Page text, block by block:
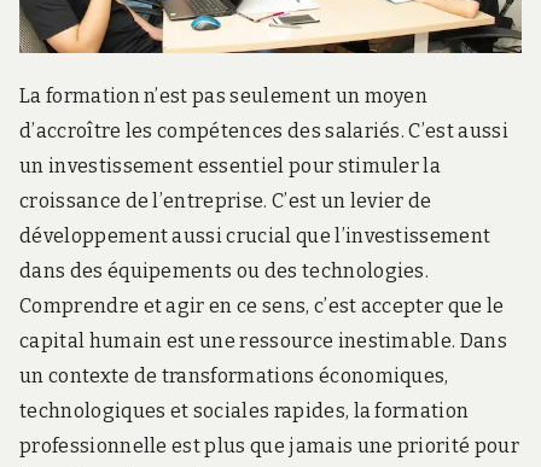
La formation n’est pas seulement un moyen
d’accroître les compétences des salariés. C’est aussi
un investissement essentiel pour stimuler la
croissance de l’entreprise. C’est un levier de
développement aussi crucial que l’investissement
dans des équipements ou des technologies.
Comprendre et agir en ce sens, c’est accepter que le
capital humain est une ressource inestimable. Dans
un contexte de transformations économiques,
technologiques et sociales rapides, la formation
professionnelle est plus que jamais une priorité pour